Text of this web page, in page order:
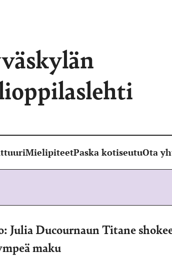
MielipiteetPaska kotiseutuOta
Julia Ducournaun Titane
maku